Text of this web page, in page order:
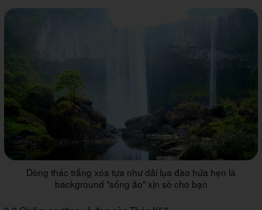
Dòng thác trắng xóa tựa như dải lụa đào hứa hẹn là
background "sống ảo" xịn sò cho bạn